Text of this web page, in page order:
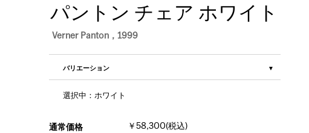
パントン チェア ホワイト
Verner Panton，1999
バリエーション
選択中：ホワイト
通常価格
￥58,300(税込)